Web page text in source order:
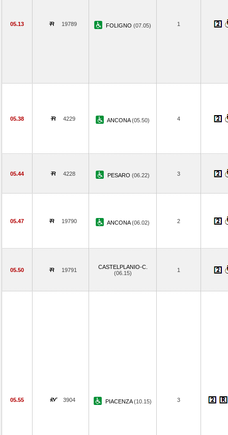
05.13 19789 FOLIGNO (07.05) 1
05.38 4229 ANCONA(05.50) 4
05.44 4228 PESARO (06.22) 3
05.47 19790 ANCONA(06.02) 2
05.50 19791
CASTELPLANIO-C.
(06.15)
1
05.55 3904 PIACENZA(10.15) 3